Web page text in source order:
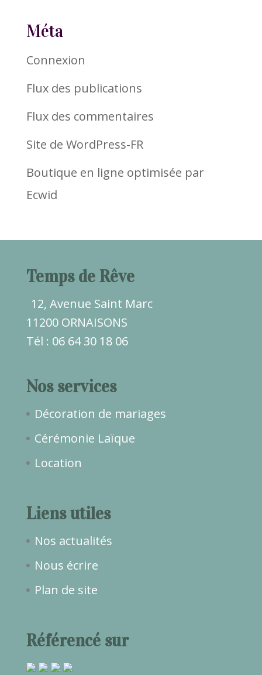
Méta
Connexion
Flux des publications
Flux des commentaires
Site de WordPress-FR
Boutique en ligne optimisée par
Ecwid
Temps de Rêve
12, Avenue Saint Marc
11200 ORNAISONS
Tél : 06 64 30 18 06
Nos services
Décoration de mariages
Cérémonie Laïque
Location
Liens utiles
Nos actualités
Nous écrire
Plan de site
Référencé sur